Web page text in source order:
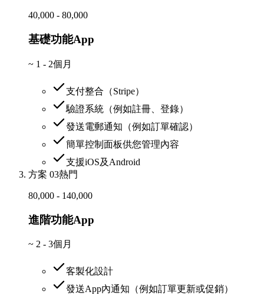
40,000 - 80,000
基礎功能App
~ 1 - 2個月
支付整合（Stripe）
驗證系統（例如註冊、登錄）
發送電郵通知（例如訂單確認）
簡單控制面板供您管理內容
支援iOS及Android
方案 03熱門
80,000 - 140,000
進階功能App
~ 2 - 3個月
客製化設計
發送App內通知（例如訂單更新或促銷）